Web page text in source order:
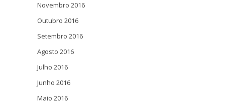
Novembro 2016
Outubro 2016
Setembro 2016
Agosto 2016
Julho 2016
Junho 2016
Maio 2016